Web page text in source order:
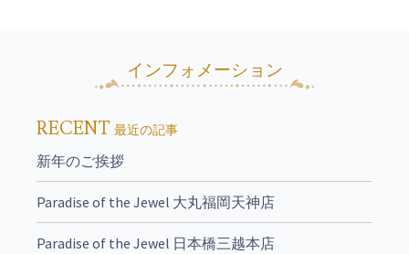
インフォメーション
RECENT 最近の記事
新年のご挨拶
Paradise of the Jewel 大丸福岡天神店
Paradise of the Jewel 日本橋三越本店